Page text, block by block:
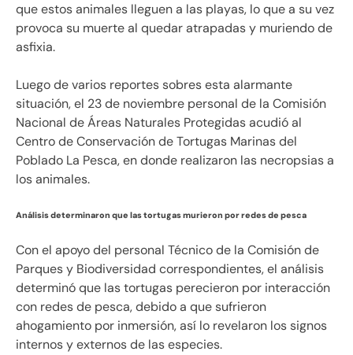
que estos animales lleguen a las playas, lo que a su vez
provoca su muerte al quedar atrapadas y muriendo de
asfixia.
Luego de varios reportes sobres esta alarmante
situación, el 23 de noviembre personal de la Comisión
Nacional de Áreas Naturales Protegidas acudió al
Centro de Conservación de Tortugas Marinas del
Poblado La Pesca, en donde realizaron las necropsias a
los animales.
Análisis determinaron que las tortugas murieron por redes de pesca
Con el apoyo del personal Técnico de la Comisión de
Parques y Biodiversidad correspondientes, el análisis
determinó que las tortugas perecieron por interacción
con redes de pesca, debido a que sufrieron
ahogamiento por inmersión, así lo revelaron los signos
internos y externos de las especies.